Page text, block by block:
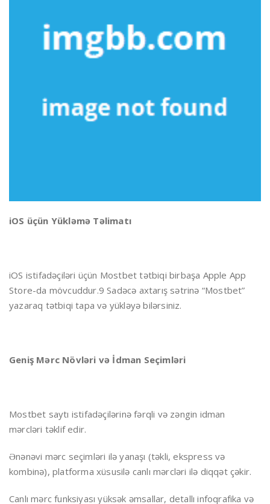
iOS üçün Yükləmə Təlimatı
iOS istifadəçiləri üçün Mostbet tətbiqi birbaşa Apple App
Store-da mövcuddur.9 Sadəcə axtarış sətrinə “Mostbet”
yazaraq tətbiqi tapa və yükləyə bilərsiniz.
Geniş Mərc Növləri və İdman Seçimləri
Mostbet saytı istifadəçilərinə fərqli və zəngin idman
mərcləri təklif edir.
Ənənəvi mərc seçimləri ilə yanaşı (təkli, ekspress və
kombinə), platforma xüsusilə canlı mərcləri ilə diqqət çəkir.
Canlı mərc funksiyası yüksək əmsallar, detallı infoqrafika və